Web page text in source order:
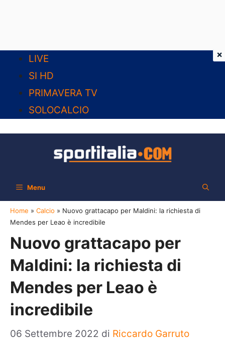
contenuto
LIVE
SI HD
PRIMAVERA TV
SOLOCALCIO
Menu
Home » Calcio » Nuovo grattacapo per Maldini: la richiesta di
Mendes per Leao è incredibile
Nuovo grattacapo per
Maldini: la richiesta di
Mendes per Leao è
incredibile
06 Settembre 2022 di Riccardo Garruto
×